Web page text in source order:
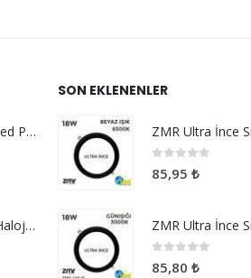
Cata CT-2516 Slim Led Panel Driver 9-18w
Cata CT-2112 20W Halojen G4 Duylu Ampul
SON EKLENENLER
85,95 ₺
85,80 ₺